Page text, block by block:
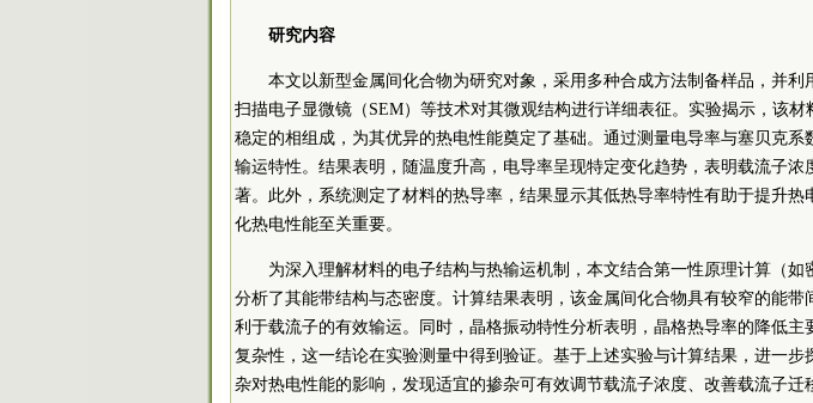
研究内容
本文以新型金属间化合物为研究对象，采用多种合成方法制备样品，并利
扫描电子显微镜（SEM）等技术对其微观结构进行详细表征。实验揭示，该材
稳定的相组成，为其优异的热电性能奠定了基础。通过测量电导率与塞贝克系
输运特性。结果表明，随温度升高，电导率呈现特定变化趋势，表明载流子浓
著。此外，系统测定了材料的热导率，结果显示其低热导率特性有助于提升热
化热电性能至关重要。
为深入理解材料的电子结构与热输运机制，本文结合第一性原理计算（如
分析了其能带结构与态密度。计算结果表明，该金属间化合物具有较窄的能带
利于载流子的有效输运。同时，晶格振动特性分析表明，晶格热导率的降低主
复杂性，这一结论在实验测量中得到验证。基于上述实验与计算结果，进一步
杂对热电性能的影响，发现适宜的掺杂可有效调节载流子浓度、改善载流子迁